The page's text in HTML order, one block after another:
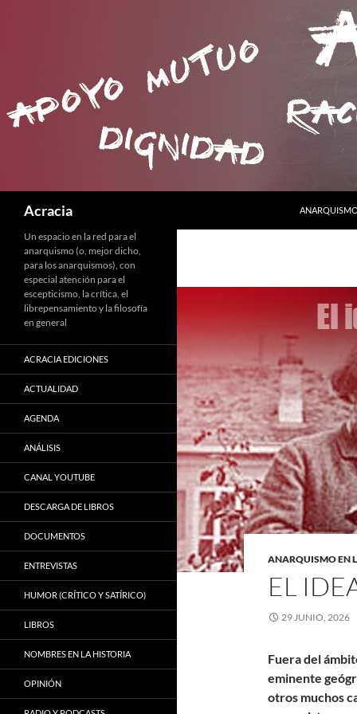
Acracia
ANARQUISMO EN
EL
29 JUNIO, 2026
Fuera del
eminente
otros muchos
Un espacio en la red para el
anarquismo (o, mejor dicho,
para los anarquismos), con
especial atención para el
escepticismo, la crítica, el
librepensamiento y la filosofía
en general
ACRACIA EDICIONES
ACTUALIDAD
AGENDA
ANÁLISIS
CANAL YOUTUBE
DESCARGA DE LIBROS
DOCUMENTOS
ENTREVISTAS
HUMOR (CRÍTICO Y SATÍRICO)
LIBROS
NOMBRES EN LA HISTORIA
OPINIÓN